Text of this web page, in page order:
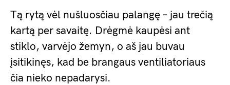
Tą rytą vėl nušluosčiau palangę – jau trečią
kartą per savaitę. Drėgmė kaupėsi ant
stiklo, varvėjo žemyn, o aš jau buvau
įsitikinęs, kad be brangaus ventiliatoriaus
čia nieko nepadarysi.